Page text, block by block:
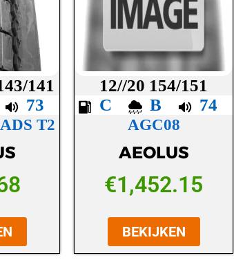
141
73
T2
12//20 154/151
C
B 74
AGC08
AEOLUS
€1,452.15
BEKIJKEN